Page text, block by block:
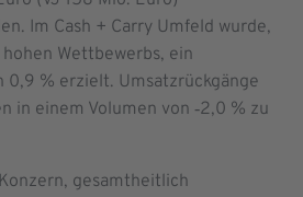
Im Cash + Carry Umfeld wurde,
Wettbewerbs, ein
0,9 % erzielt. Umsatzrückgänge
in einem Volumen von ‑2,0 % zu
gesamtheitlich